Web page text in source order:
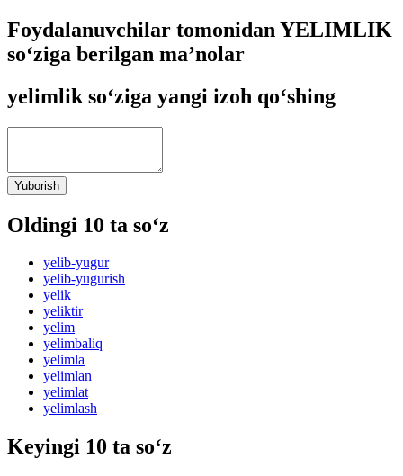
Foydalanuvchilar tomonidan YELIMLIK
so‘ziga berilgan ma’nolar
yelimlik so‘ziga yangi izoh qo‘shing
Yuborish
Oldingi 10 ta so‘z
yelib-yugur
yelib-yugurish
yelik
yeliktir
yelim
yelimbaliq
yelimla
yelimlan
yelimlat
yelimlash
Keyingi 10 ta so‘z